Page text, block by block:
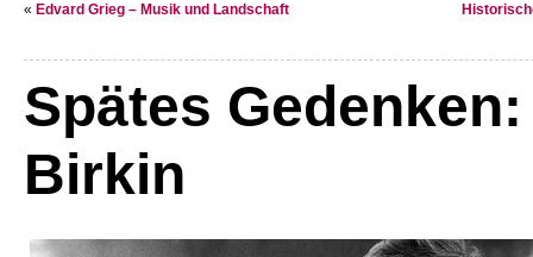
« Edvard Grieg – Musik und Landschaft
Spätes
Birkin